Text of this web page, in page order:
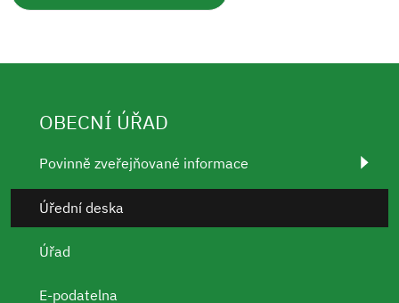
OBECNÍ ÚŘAD
Povinně zveřejňované informace
Úřední deska
Úřad
E-podatelna